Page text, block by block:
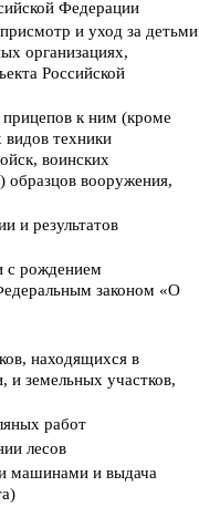
Федерации
и уход за детьми
организациях,
Российской
к ним (кроме
техники
воинских
вооружения,
и результатов
с рождением
законом «О
находящихся в
и земельных участков,
работ
лесов
машинами и выдача